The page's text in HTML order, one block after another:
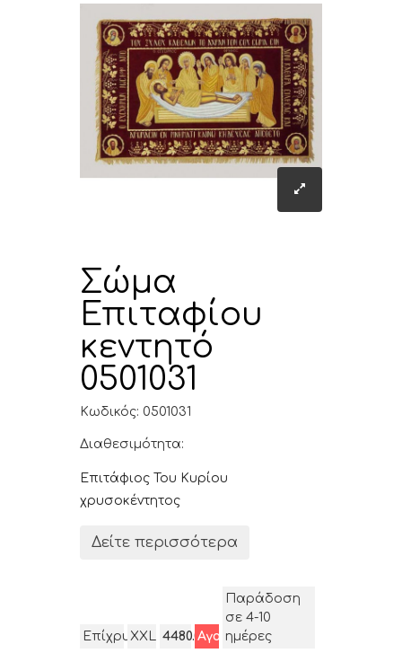
Σώμα
Επιταφίου
κεντητό
0501031
Κωδικός: 0501031
Διαθεσιμότητα:
Επιτάφιος Του Κυρίου
χρυσοκέντητος
Δείτε περισσότερα
Επίχρυσο
XXL 4480.00$Αγορά
Παράδοση
σε 4-10
ημέρες